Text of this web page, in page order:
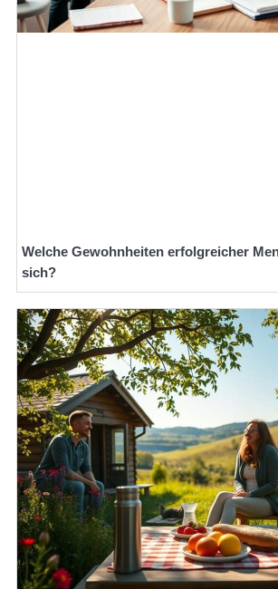
Welche Gewohnheiten erfolgreicher
sich?